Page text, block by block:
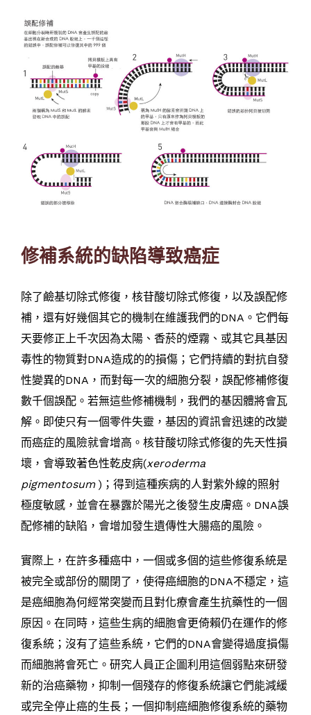
修補系統的缺陷導致癌症
除了鹼基切除式修復，核苷酸切除式修復，以及誤配修
補，還有好幾個其它的機制在維護我們的DNA。它們每
天要修正上千次因為太陽、香菸的煙霧、或其它具基因
毒性的物質對DNA造成的的損傷；它們持續的對抗自發
性變異的DNA，而對每一次的細胞分裂，誤配修補修復
數千個誤配。若無這些修補機制，我們的基因體將會瓦
解。即使只有一個零件失靈，基因的資訊會迅速的改變
而癌症的風險就會增高。核苷酸切除式修復的先天性損
壞，會導致著色性乾皮病(xeroderma
pigmentosum )；得到這種疾病的人對紫外線的照射
極度敏感，並會在暴露於陽光之後發生皮膚癌。DNA誤
配修補的缺陷，會增加發生遺傳性大腸癌的風險。
實際上，在許多種癌中，一個或多個的這些修復系統是
被完全或部份的關閉了，使得癌細胞的DNA不穩定，這
是癌細胞為何經常突變而且對化療會產生抗藥性的一個
原因。在同時，這些生病的細胞會更倚賴仍在運作的修
復系統；沒有了這些系統，它們的DNA會變得過度損傷
而細胞將會死亡。研究人員正企圖利用這個弱點來研發
新的治癌藥物，抑制一個殘存的修復系統讓它們能減緩
或完全停止癌的生長；一個抑制癌細胞修復系統的藥物